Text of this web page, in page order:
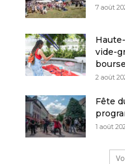
7 août
vide-
2 août
Fête
1 août